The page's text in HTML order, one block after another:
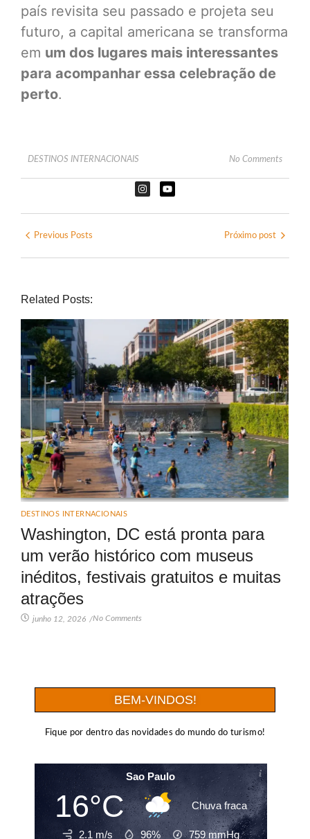
país revisita seu passado e projeta seu
futuro, a capital americana se transforma
em um dos lugares mais interessantes
para acompanhar essa celebração de
perto.
DESTINOS INTERNACIONAIS No Comments
Previous Posts Próximo post
Related Posts:
DESTINOS INTERNACIONAIS
Washington, DC está pronta para
um verão histórico com museus
inéditos, festivais gratuitos e muitas
atrações
junho 12, 2026 /No Comments
BEM-VINDOS!
Fique por dentro das novidades do mundo do turismo!
Sao Paulo
16°C Chuva fraca
2.1 m/s 96% 759mmHg